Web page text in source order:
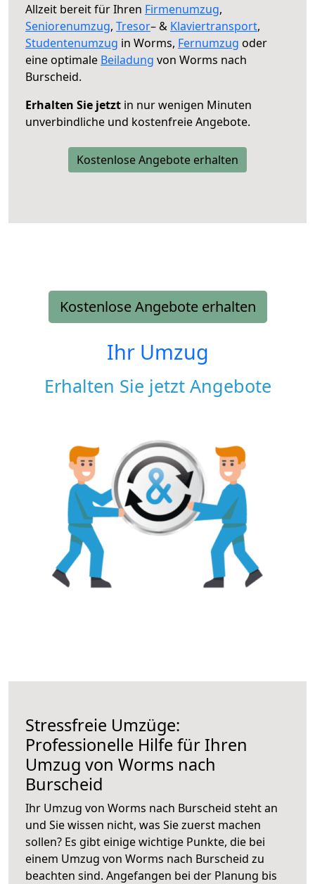
Allzeit bereit für Ihren Firmenumzug,
Seniorenumzug, Tresor– & Klaviertransport,
Studentenumzug in Worms, Fernumzug oder
eine optimale Beiladung von Worms nach
Burscheid.
Erhalten Sie jetzt in nur wenigen Minuten
unverbindliche und kostenfreie Angebote.
Kostenlose Angebote erhalten
Kostenlose Angebote erhalten
Ihr Umzug
Erhalten Sie jetzt Angebote
Stressfreie Umzüge:
Professionelle Hilfe für Ihren
Umzug von Worms nach
Burscheid
Ihr Umzug von Worms nach Burscheid steht an
und Sie wissen nicht, was Sie zuerst machen
sollen? Es gibt einige wichtige Punkte, die bei
einem Umzug von Worms nach Burscheid zu
beachten sind. Angefangen bei der Planung bis